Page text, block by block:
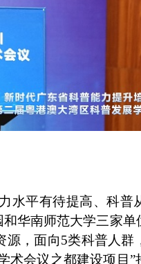
平有待提高、科普
华南师范大学三家
，面向5类科普人群
术会议之都建设项目